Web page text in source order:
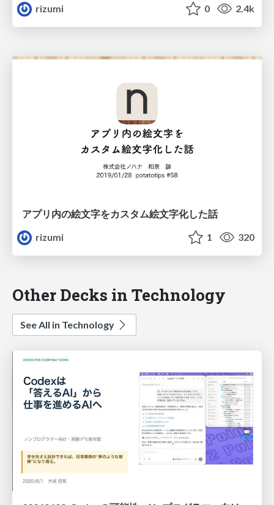
rizumi
0 2.4k
アプリ内の絵文字をカスタム絵文字化した話
rizumi
1 320
Other Decks in Technology
See All in Technology